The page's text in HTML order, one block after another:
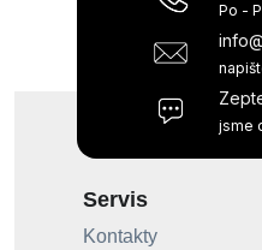
Po -
jsme
Servis
Kontakty